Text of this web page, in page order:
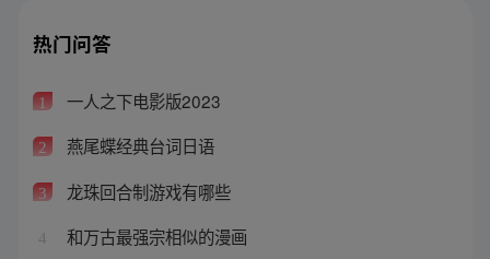
热门问答
1 一人之下电影版2023
2 燕尾蝶经典台词日语
3 龙珠回合制游戏有哪些
4 和万古最强宗相似的漫画